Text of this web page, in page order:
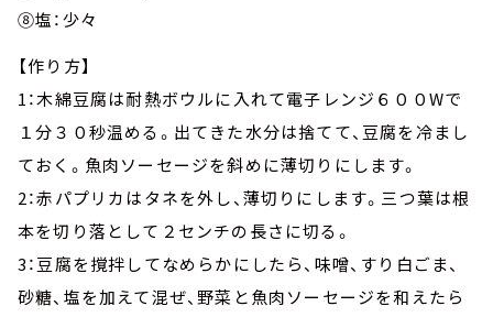
⑧塩：少々
【作り方】
1：木綿豆腐は耐熱ボウルに入れて電子レンジ６００Wで
１分３０秒温める。出てきた水分は捨てて、豆腐を冷まし
ておく。魚肉ソーセージを斜めに薄切りにします。
2：赤パプリカはタネを外し、薄切りにします。三つ葉は根
本を切り落として２センチの長さに切る。
3：豆腐を撹拌してなめらかにしたら、味噌、すり白ごま、
砂糖、塩を加えて混ぜ、野菜と魚肉ソーセージを和えたら